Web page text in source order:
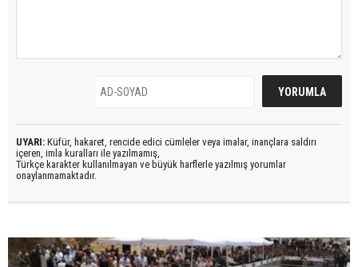
UYARI: Küfür, hakaret, rencide edici cümleler veya imalar, inançlara saldırı
içeren, imla kuralları ile yazılmamış,
Türkçe karakter kullanılmayan ve büyük harflerle yazılmış yorumlar
onaylanmamaktadır.